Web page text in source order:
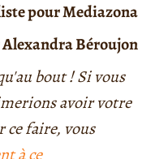
pour Mediazona
Béroujon
bout ! Si vous
avoir votre
ce faire, vous